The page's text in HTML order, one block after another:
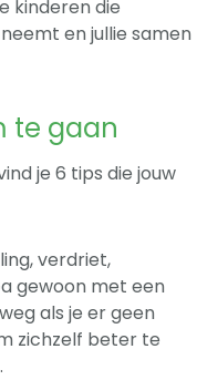
kinderen die
en jullie samen
te gaan
je 6 tips die jouw
verdriet,
gewoon met een
als je er geen
zichzelf beter te